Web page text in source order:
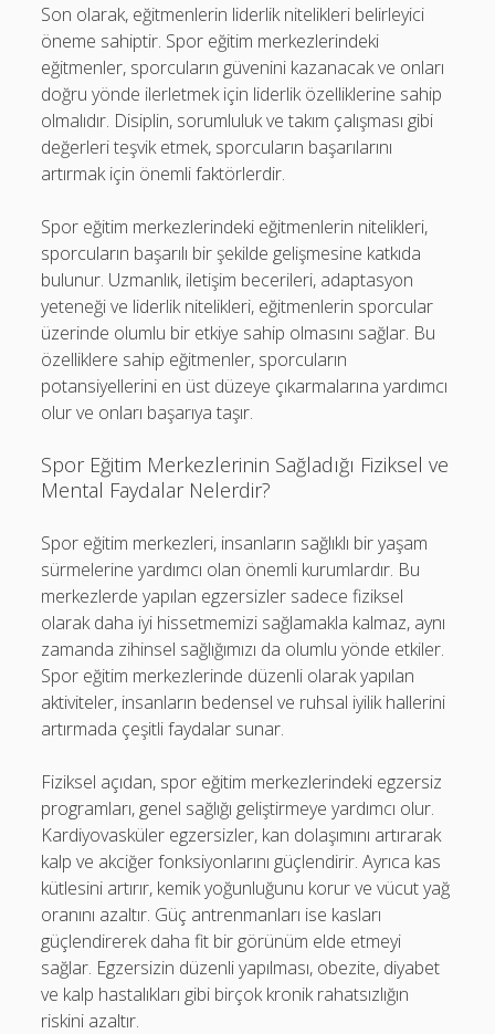
Son olarak, eğitmenlerin liderlik nitelikleri belirleyici
öneme sahiptir. Spor eğitim merkezlerindeki
eğitmenler, sporcuların güvenini kazanacak ve onları
doğru yönde ilerletmek için liderlik özelliklerine sahip
olmalıdır. Disiplin, sorumluluk ve takım çalışması gibi
değerleri teşvik etmek, sporcuların başarılarını
artırmak için önemli faktörlerdir.
Spor eğitim merkezlerindeki eğitmenlerin nitelikleri,
sporcuların başarılı bir şekilde gelişmesine katkıda
bulunur. Uzmanlık, iletişim becerileri, adaptasyon
yeteneği ve liderlik nitelikleri, eğitmenlerin sporcular
üzerinde olumlu bir etkiye sahip olmasını sağlar. Bu
özelliklere sahip eğitmenler, sporcuların
potansiyellerini en üst düzeye çıkarmalarına yardımcı
olur ve onları başarıya taşır.
Spor Eğitim Merkezlerinin Sağladığı Fiziksel ve
Mental Faydalar Nelerdir?
Spor eğitim merkezleri, insanların sağlıklı bir yaşam
sürmelerine yardımcı olan önemli kurumlardır. Bu
merkezlerde yapılan egzersizler sadece fiziksel
olarak daha iyi hissetmemizi sağlamakla kalmaz, aynı
zamanda zihinsel sağlığımızı da olumlu yönde etkiler.
Spor eğitim merkezlerinde düzenli olarak yapılan
aktiviteler, insanların bedensel ve ruhsal iyilik hallerini
artırmada çeşitli faydalar sunar.
Fiziksel açıdan, spor eğitim merkezlerindeki egzersiz
programları, genel sağlığı geliştirmeye yardımcı olur.
Kardiyovasküler egzersizler, kan dolaşımını artırarak
kalp ve akciğer fonksiyonlarını güçlendirir. Ayrıca kas
kütlesini artırır, kemik yoğunluğunu korur ve vücut yağ
oranını azaltır. Güç antrenmanları ise kasları
güçlendirerek daha fit bir görünüm elde etmeyi
sağlar. Egzersizin düzenli yapılması, obezite, diyabet
ve kalp hastalıkları gibi birçok kronik rahatsızlığın
riskini azaltır.